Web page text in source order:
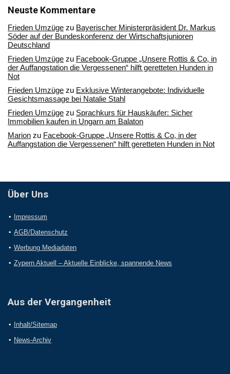
Archiv
Neuste Kommentare
Frieden Umzüge zu Bayerischer Ministerpräsident Dr. Markus
Söder auf der Bundeskonferenz der Wirtschaftsjunioren
Deutschland
Frieden Umzüge zu Facebook-Gruppe „Unsere Rottis & Co, in
der Auffangstation die Vergessenen“ hilft geretteten Hunden in
Not
Frieden Umzüge zu Exklusive Winterangebote: Individuelle
Gesichtsmassage bei Natalie Stahl
Frieden Umzüge zu Sprachkurs für Hauskäufer: Sicher
Immobilien kaufen in Ungarn am Balaton
Marion zu Facebook-Gruppe „Unsere Rottis & Co, in der
Auffangstation die Vergessenen“ hilft geretteten Hunden in Not
Über Uns
Impressum
AGB/Datenschutz
Werbung Mediadaten
Zypern Aktuell – Aktuelle Einblicke, spannende News
Aus der Vergangenheit
Inhalt/Sitemap
News-Archiv